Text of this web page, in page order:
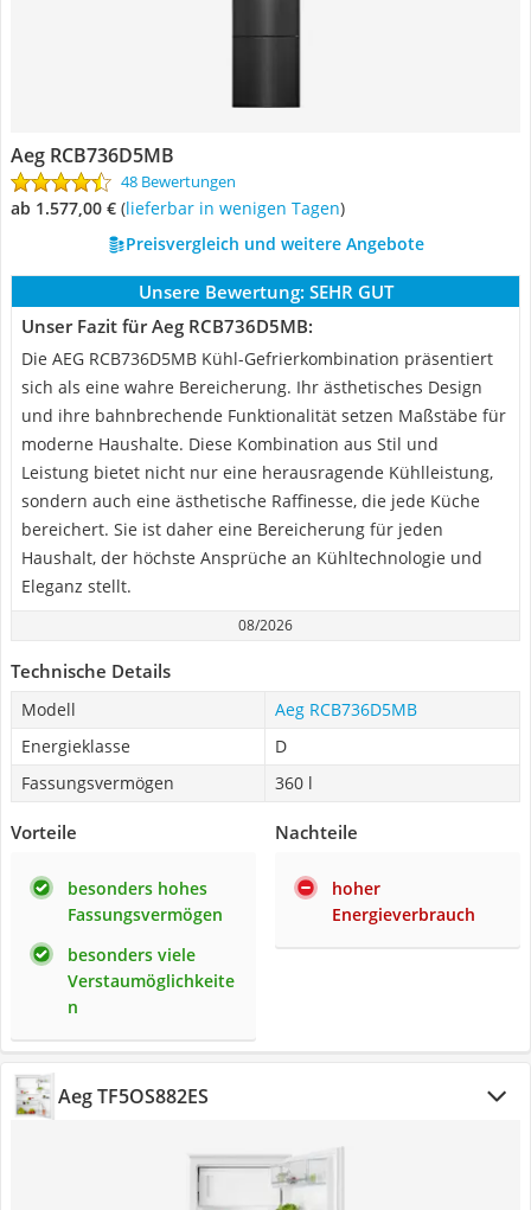
Aeg RCB736D5MB
48 Bewertungen
ab 1.577,00 € ( Lieferbar in wenigen Tagen)
Preisvergleich und weitere Angebote
Unsere Bewertung: SEHR GUT
Unser Fazit für Aeg RCB736D5MB:
Die AEG RCB736D5MB Kühl-Gefrierkombination präsentiert
sich als eine wahre Bereicherung. Ihr ästhetisches Design
und ihre bahnbrechende Funktionalität setzen Maßstäbe für
moderne Haushalte. Diese Kombination aus Stil und
Leistung bietet nicht nur eine herausragende Kühlleistung,
sondern auch eine ästhetische Raffinesse, die jede Küche
bereichert. Sie ist daher eine Bereicherung für jeden
Haushalt, der höchste Ansprüche an Kühltechnologie und
Eleganz stellt.
08/2026
Technische Details
Modell
Aeg RCB736D5MB
Energieklasse
D
Fassungsvermögen
360 l
Vorteile
besonders hohes
Fassungsvermögen
besonders viele
Verstaumöglichkeite
n
Nachteile
hoher
Energieverbrauch
Aeg TF5OS882ES